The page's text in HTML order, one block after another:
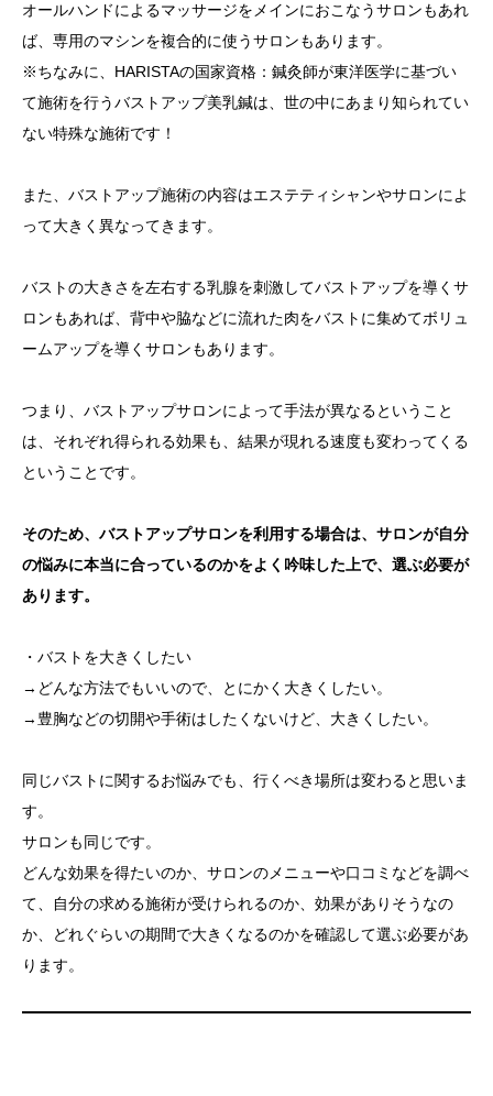
オールハンドによるマッサージをメインにおこなうサロンもあれ
ば、専用のマシンを複合的に使うサロンもあります。
※ちなみに、HARISTAの国家資格：鍼灸師が東洋医学に基づい
て施術を行うバストアップ美乳鍼は、世の中にあまり知られてい
ない特殊な施術です！
また、バストアップ施術の内容はエステティシャンやサロンによ
って大きく異なってきます。
バストの大きさを左右する乳腺を刺激してバストアップを導くサ
ロンもあれば、背中や脇などに流れた肉をバストに集めてボリュ
ームアップを導くサロンもあります。
つまり、バストアップサロンによって手法が異なるということ
は、それぞれ得られる効果も、結果が現れる速度も変わってくる
ということです。
そのため、バストアップサロンを利用する場合は、サロンが自分
の悩みに本当に合っているのかをよく吟味した上で、選ぶ必要が
あります。
・バストを大きくしたい
→どんな方法でもいいので、とにかく大きくしたい。
→豊胸などの切開や手術はしたくないけど、大きくしたい。
同じバストに関するお悩みでも、行くべき場所は変わると思いま
す。
サロンも同じです。
どんな効果を得たいのか、サロンのメニューや口コミなどを調べ
て、自分の求める施術が受けられるのか、効果がありそうなの
か、どれぐらいの期間で大きくなるのかを確認して選ぶ必要があ
ります。